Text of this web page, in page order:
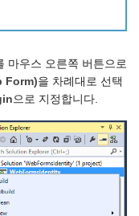
마우스 오른쪽 버튼으로
Form)을 차례대로 선택
으로 지정합니다.